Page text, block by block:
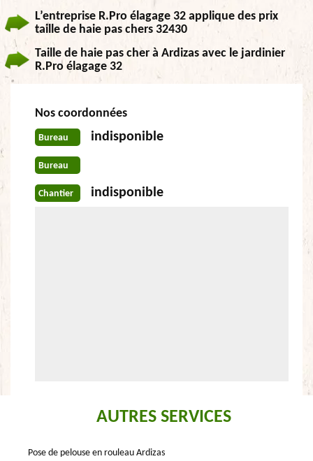
L’entreprise R.Pro élagage 32 applique des prix
taille de haie pas chers 32430
Taille de haie pas cher à Ardizas avec le jardinier
R.Pro élagage 32
Nos coordonnées
Bureau indisponible
Bureau
Chantier indisponible
AUTRES SERVICES
Pose de pelouse en rouleau Ardizas